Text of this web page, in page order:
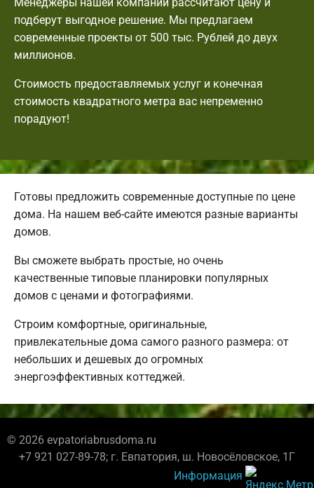
подберут выгодное решение. Мы предлагаем
современные проекты от 500 тыс. Рублей до двух
миллионов.
Стоимость предоставляемых услуг и конечная
стоимость квадратного метра вас непременно
порадуют!
Готовы предложить современные доступные по цене
дома. На нашем веб-сайте имеются разные варианты
домов.
Вы сможете выбрать простые, но очень
качественные типовые планировки популярных
домов с ценами и фотографиями.
Строим комфортные, оригинальные,
привлекательные дома самого разного размера: от
небольших и дешевых до огромных
энергоэффективных коттеджей.
© 2026 evpatoriabrusdoma.ru
+7 921 027-89-78; г. Евпатория, ш. Новосёловское, 1Г
Информация